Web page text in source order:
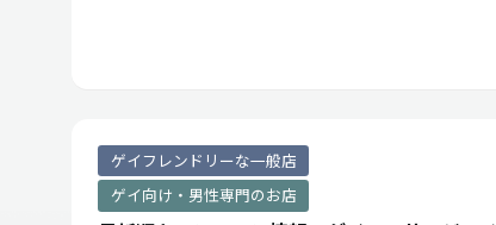
ゲイフレンドリーな一般店
ゲイ向け・男性専門のお店